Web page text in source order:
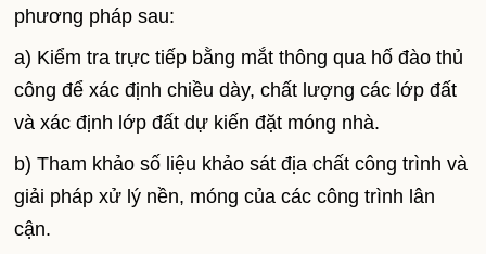
phương pháp sau:
a) Kiểm tra trực tiếp bằng mắt thông qua hố đào thủ
công để xác định chiều dày, chất lượng các lớp đất
và xác định lớp đất dự kiến đặt móng nhà.
b) Tham khảo số liệu khảo sát địa chất công trình và
giải pháp xử lý nền, móng của các công trình lân
cận.